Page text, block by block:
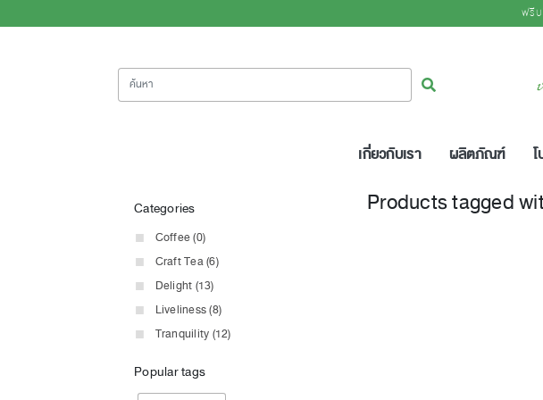
ฟรี
ค้นหา ค้นหา
เกี่ยวกับเรา ผลิตภัณฑ์
Categories
Coffee (0)
Craft Tea (6)
Delight (13)
Liveliness (8)
Tranquility (12)
Popular tags
Products tagged